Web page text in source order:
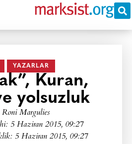
YAZARLAR
Kuran,
yolsuzluk
Roni Margulies
5 Haziran 2015, 09:27
5 Haziran 2015, 09:27